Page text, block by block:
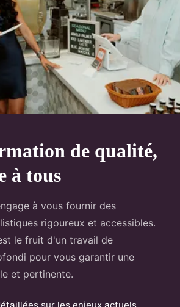
de qualité,
à tous
à vous fournir des
rigoureux et accessibles.
le fruit d'un travail de
pour vous garantir une
et pertinente.
sur les enjeux actuels